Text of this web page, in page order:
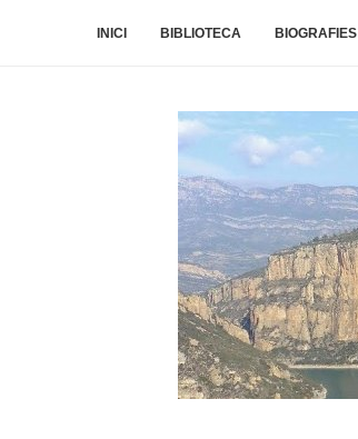
INICI BIBLIOTECA BIOGRAFIES